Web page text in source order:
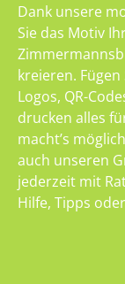
Dank unsere
Sie das Motiv
kreieren.
Logos, QR-
drucken alles
macht’s
auch unseren
jederzeit mit
Hilfe, Tipps